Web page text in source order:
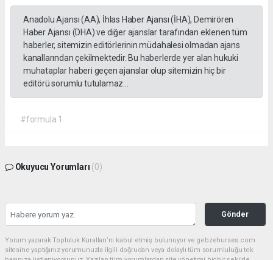
Anadolu Ajansı (AA), İhlas Haber Ajansı (İHA), Demirören
Haber Ajansı (DHA) ve diğer ajanslar tarafından eklenen tüm
haberler, sitemizin editörlerinin müdahalesi olmadan ajans
kanallarından çekilmektedir. Bu haberlerde yer alan hukuki
muhataplar haberi geçen ajanslar olup sitemizin hiç bir
editörü sorumlu tutulamaz...
#formula 1
Okuyucu Yorumları (0)
Gönder
Yorum yazarak Topluluk Kuralları’nı kabul etmiş bulunuyor ve gebzehurses.com
sitesine yaptığınız yorumunuzla ilgili doğrudan veya dolaylı tüm sorumluluğu tek